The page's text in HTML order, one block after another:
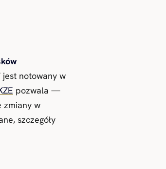
jest notowany w
pozwala —
zmiany w
szczegóły